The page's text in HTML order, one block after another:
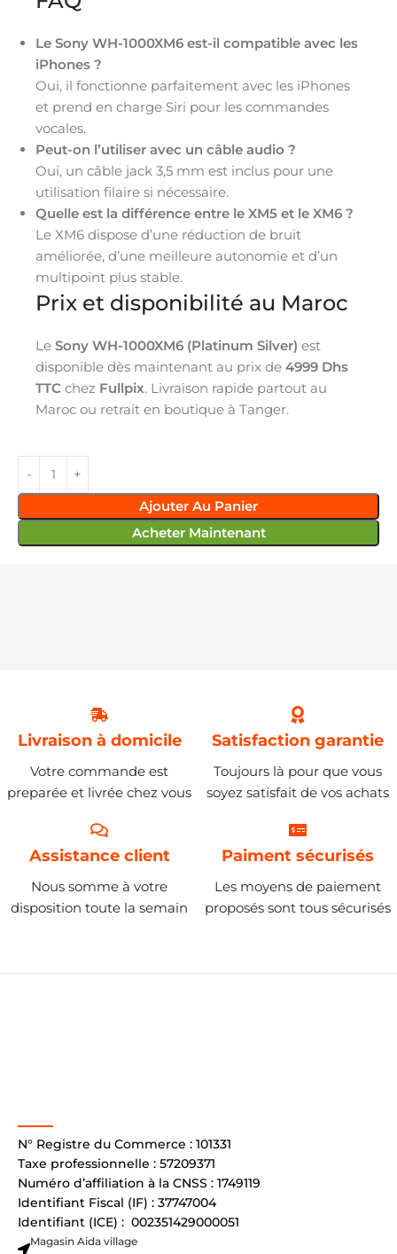
Le Sony WH-1000XM6 est-il compatible avec les
iPhones ?
Oui, il fonctionne parfaitement avec les iPhones
et prend en charge Siri pour les commandes
vocales.
Peut-on l’utiliser avec un câble audio ?
Oui, un câble jack 3,5 mm est inclus pour une
utilisation filaire si nécessaire.
Quelle est la différence entre le XM5 et le XM6 ?
Le XM6 dispose d’une réduction de bruit
améliorée, d’une meilleure autonomie et d’un
multipoint plus stable.
Prix et disponibilité au Maroc
Le Sony WH-1000XM6 (Platinum Silver) est
disponible dès maintenant au prix de 4999 Dhs
TTC chez Fullpix. Livraison rapide partout au
Maroc ou retrait en boutique à Tanger.
Ajouter Au Panier
Acheter Maintenant
Livraison à domicile
Votre commande est
preparée et livrée chez vous
Satisfaction garantie
Toujours là pour que vous
soyez satisfait de vos achats
Assistance client
Nous somme à votre
disposition toute la semain
Paiment sécurisés
Les moyens de paiement
proposés sont tous sécurisés
N° Registre du Commerce : 101331
Taxe professionnelle : 57209371
Numéro d’affiliation à la CNSS : 1749119
Identifiant Fiscal (IF) : 37747004
Identifiant (ICE) : 002351429000051
Magasin Aida village